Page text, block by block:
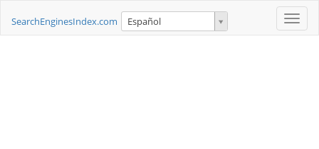
Toggle
SearchEnginesIndex.com Español